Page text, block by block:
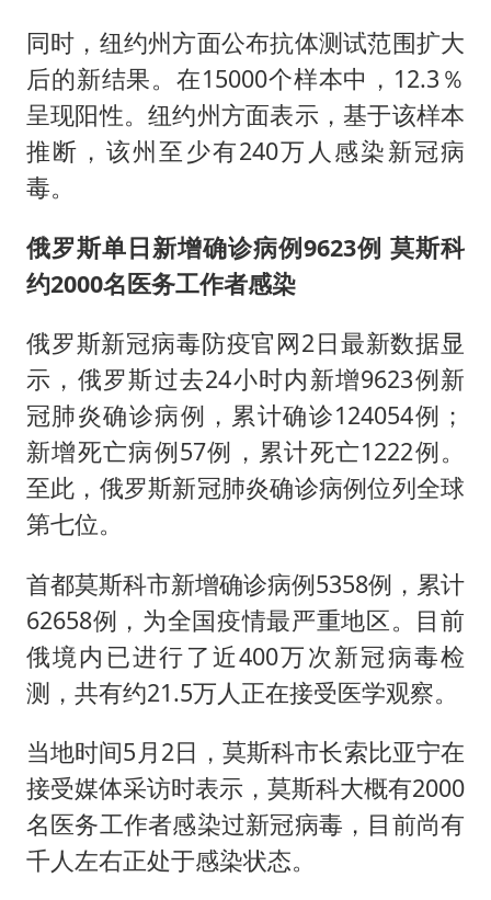
同时，纽约州方面公布抗体测试范围扩大
后的新结果。在15000个样本中，12.3％
呈现阳性。纽约州方面表示，基于该样本
推断，该州至少有240万人感染新冠病
毒。
俄罗斯单日新增确诊病例9623例 莫斯科
约2000名医务工作者感染
俄罗斯新冠病毒防疫官网2日最新数据显
示，俄罗斯过去24小时内新增9623例新
冠肺炎确诊病例，累计确诊124054例；
新增死亡病例57例，累计死亡1222例。
至此，俄罗斯新冠肺炎确诊病例位列全球
第七位。
首都莫斯科市新增确诊病例5358例，累计
62658例，为全国疫情最严重地区。目前
俄境内已进行了近400万次新冠病毒检
测，共有约21.5万人正在接受医学观察。
当地时间5月2日，莫斯科市长索比亚宁在
接受媒体采访时表示，莫斯科大概有2000
名医务工作者感染过新冠病毒，目前尚有
千人左右正处于感染状态。